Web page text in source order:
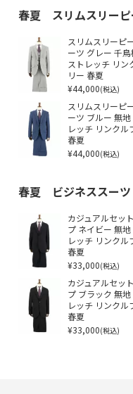
春夏 スリムスリーピ
スリムスリーピ
ーツ グレー 千鳥
ストレッチ リン
リー 春夏
¥44,000(税込)
スリムスリーピ
ーツ ブルー 無地
レッチ リンクル
春夏
¥44,000(税込)
春夏 ビジネススーツ
カジュアルセッ
プ ネイビー 無地
レッチ リンクル
春夏
¥33,000(税込)
カジュアルセッ
プ ブラック 無地
レッチ リンクル
春夏
¥33,000(税込)